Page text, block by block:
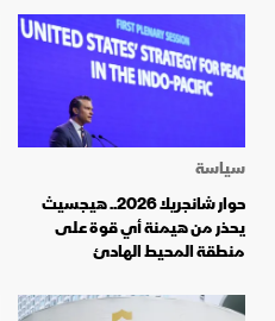
سياسة
حوار شانجريلا 2026.. هيجسيث
يحذر من هيمنة أي قوة على
منطقة المحيط الهادئ